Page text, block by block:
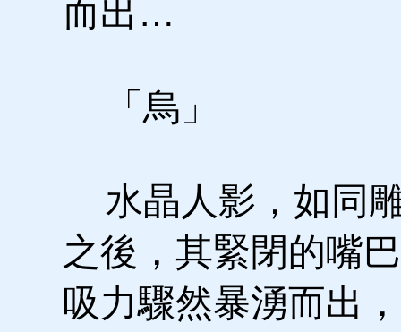
而出…
「烏」
水晶人影，如同
之後，其緊閉的嘴
吸力驟然暴湧而出